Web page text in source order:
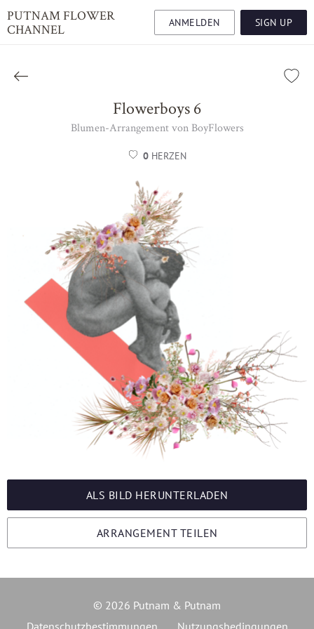
PUTNAM FLOWER
CHANNEL
ANMELDEN SIGN UP
Flowerboys 6
Blumen-Arrangement von BoyFlowers
0HERZEN
ALS BILD HERUNTERLADEN
ARRANGEMENT TEILEN
© 2026 Putnam & Putnam
Datenschutzbestimmungen
Nutzungsbedingungen